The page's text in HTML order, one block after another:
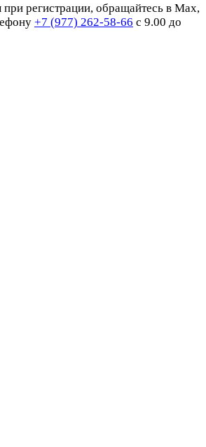
регистрации, обращайтесь в Max,
+7 (977) 262-58-66 с 9.00 до